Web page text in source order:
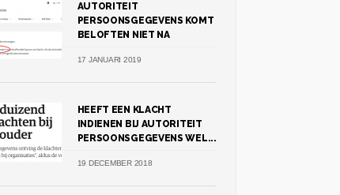
AUTORITEIT
PERSOONSGEGEVENS KOMT
BELOFTEN NIET NA
17 JANUARI 2019
HEEFT EEN KLACHT
INDIENEN BIJ AUTORITEIT
PERSOONSGEGEVENS WEL...
19 DECEMBER 2018